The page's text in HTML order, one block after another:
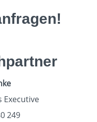
Executive
249